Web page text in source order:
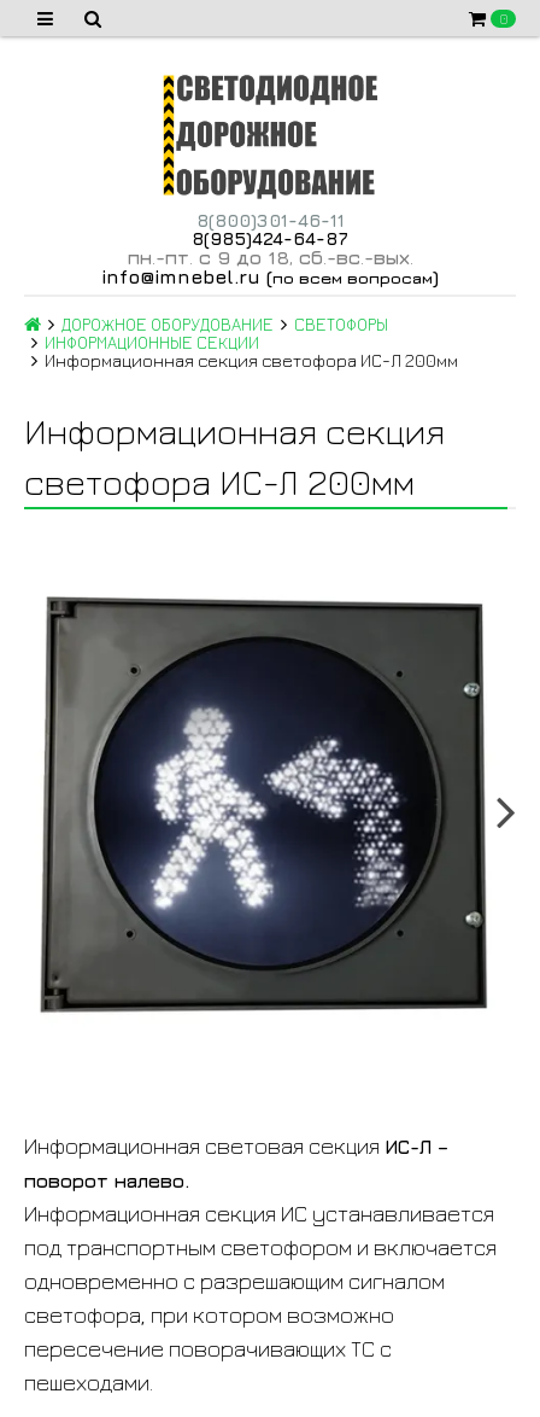
0
8(800)301-46-11
8(985)424-64-87
пн -пт с 9 до 18, сб -вс -вых.
info@imnebel.ru (по всем вопросам)
ДОРОЖНОЕ ОБОРУДОВАНИЕ
СВЕТОФОРЫ
ИНФОРМАЦИОННЫЕ СЕКЦИИ
Информационная секция светофора ИС-Л 200мм
Информационная секция
светофора ИС-Л 200мм
Информационная световая секция ИС-Л –
поворот налево.
Информационная секция ИС устанавливается
под транспортным светофором и включается
одновременно с разрешающим сигналом
светофора, при котором возможно
пересечение поворачивающих ТС с
пешеходами.